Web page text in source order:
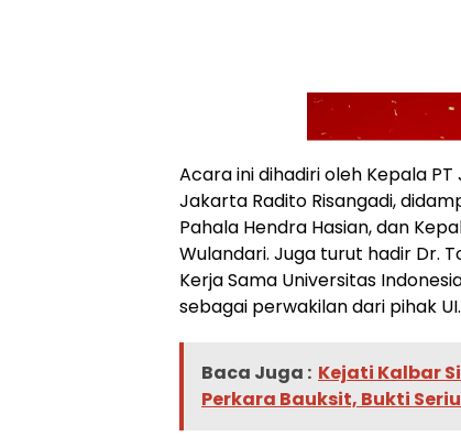
Acara ini dihadiri oleh Kepala
Jakarta Radito Risangadi,
Pahala Hendra Hasian, dan
Wulandari. Juga turut hadir Dr.
Kerja Sama Universitas
sebagai perwakilan dari pihak UI.
Baca Juga : Kejati Kalbar
Perkara Bauksit, Bukti